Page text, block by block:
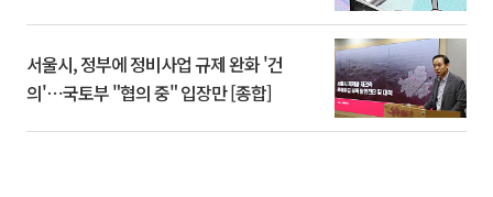
서울시, 정부에 정비사업 규제 완화 '건
의'⋯국토부 "협의 중" 입장만 [종합]